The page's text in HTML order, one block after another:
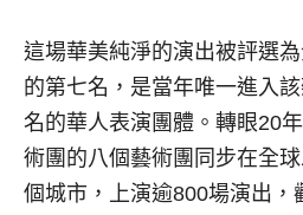
這場華美純淨的演出被評選
的第七名，是當年唯一進入
名的華人表演團體。轉眼20
術團的八個藝術團同步在全
個城市，上演逾800場演出，